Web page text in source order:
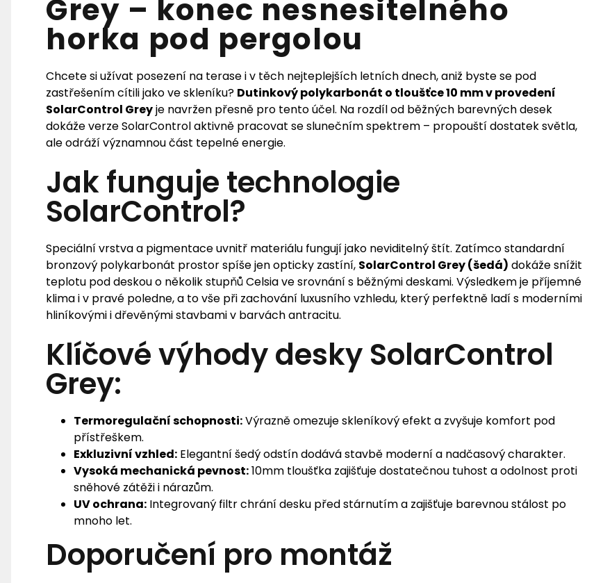
Grey – konec nesnesitelného
horka pod pergolou
Chcete si užívat posezení na terase i v těch nejteplejších letních dnech, aniž byste se pod
zastřešením cítili jako ve skleníku? Dutinkový polykarbonát o tloušťce 10 mm v provedení
SolarControl Greyje navržen přesně pro tento účel. Na rozdíl od běžných barevných desek
dokáže verze SolarControl aktivně pracovat se slunečním spektrem – propouští dostatek světla,
ale odráží významnou část tepelné energie.
Jak funguje technologie
SolarControl?
Speciální vrstva a pigmentace uvnitř materiálu fungují jako neviditelný štít. Zatímco standardní
bronzový polykarbonát prostor spíše jen opticky zastíní, SolarControl Grey (šedá) dokáže snížit
teplotu pod deskou o několik stupňů Celsia ve srovnání s běžnými deskami. Výsledkem je příjemné
klima i v pravé poledne, a to vše při zachování luxusního vzhledu, který perfektně ladí s moderními
hliníkovými i dřevěnými stavbami v barvách antracitu.
Klíčové výhody desky SolarControl
Grey:
Termoregulační schopnosti:Výrazně omezuje skleníkový efekt a zvyšuje komfort pod
přístřeškem.
Exkluzivní vzhled: Elegantní šedý odstín dodává stavbě moderní a nadčasový charakter.
Vysoká mechanická pevnost:10mm tloušťka zajišťuje dostatečnou tuhost a odolnost proti
sněhové zátěži i nárazům.
UV ochrana: Integrovaný filtr chrání desku před stárnutím a zajišťuje barevnou stálost po
mnoho let.
Doporučení pro montáž